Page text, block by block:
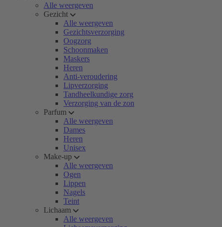
Alle weergeven
Gezicht
Alle weergeven
Gezichtsverzorging
Oogzorg
Schoonmaken
Maskers
Heren
Anti-veroudering
Lipverzorging
Tandheelkundige zorg
Verzorging van de zon
Parfum
Alle weergeven
Dames
Heren
Unisex
Make-up
Alle weergeven
Ogen
Lippen
Nagels
Teint
Lichaam
Alle weergeven